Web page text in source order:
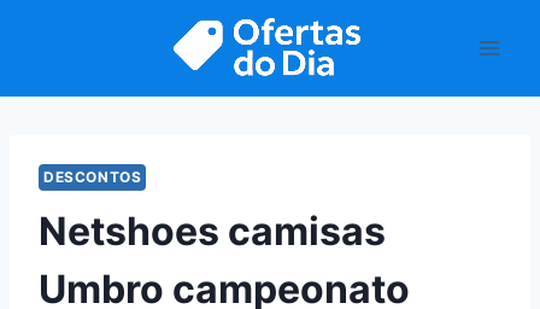
DESCONTOS
Netshoes camisas
Umbro campeonato